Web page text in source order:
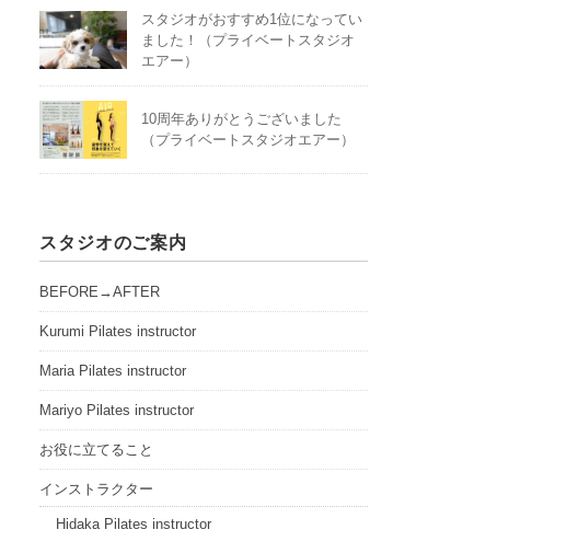
スタジオがおすすめ1位になってい
ました！（プライベートスタジオ
エアー）
10周年ありがとうございました
（プライベートスタジオエアー）
スタジオのご案内
BEFORE→AFTER
Kurumi Pilates instructor
Maria Pilates instructor
Mariyo Pilates instructor
お役に立てること
インストラクター
Hidaka Pilates instructor